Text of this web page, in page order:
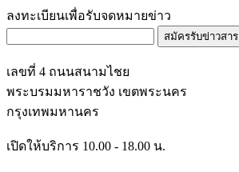
ลงทะเบียนเพื่อรับจดหมายข่าว
สมัครรับข่าวสาร
เลขที่ 4 ถนนสนามไชย
พระบรมมหาราชวัง เขตพระนคร
กรุงเทพมหานคร
เปิดให้บริการ 10.00 - 18.00 น.